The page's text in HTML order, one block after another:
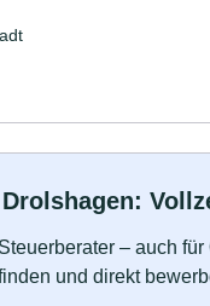
– auch
und direkt